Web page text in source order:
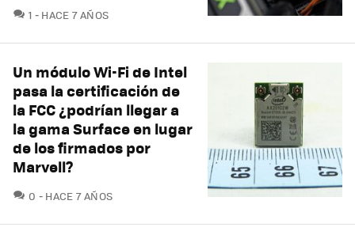
1 COMENTARIOS
HACE 7 AÑOS
Un módulo Wi-Fi de Intel
pasa la certificación de
la FCC ¿podrían llegar a
la gama Surface en lugar
de los firmados por
Marvell?
0 COMENTARIOS
HACE 7 AÑOS